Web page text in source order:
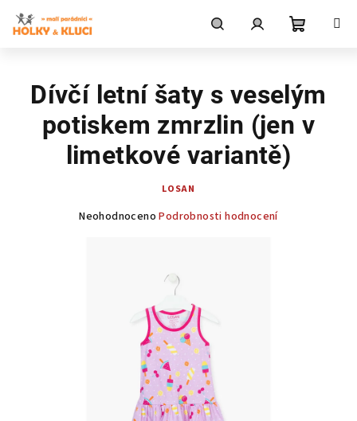
obsah
košík
Dívčí letní šaty s veselým
potiskem zmrzlin (jen v
limetkové variantě)
LOSAN
Průměrné
Neohodnoceno Podrobnosti hodnocení